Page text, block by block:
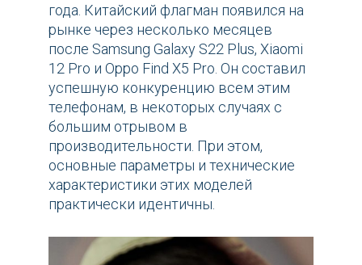
года. Китайский флагман появился на
рынке через несколько месяцев
после Samsung Galaxy S22 Plus, Xiaomi
12 Pro и Oppo Find X5 Pro. Он составил
успешную конкуренцию всем этим
телефонам, в некоторых случаях с
большим отрывом в
производительности. При этом,
основные параметры и технические
характеристики этих моделей
практически идентичны.